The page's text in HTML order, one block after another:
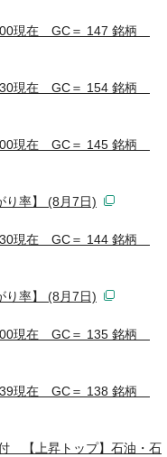
現在 GC＝ 147 銘柄
現在 GC＝ 154 銘柄
現在 GC＝ 145 銘柄
り率】 (8月7日)
現在 GC＝ 144 銘柄
り率】 (8月7日)
現在 GC＝ 135 銘柄
現在 GC＝ 138 銘柄
【上昇トップ】石油・石